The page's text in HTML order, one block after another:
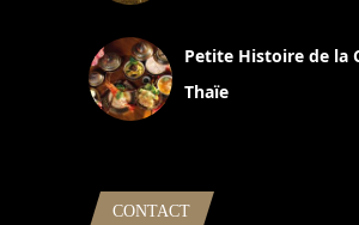
Petite Histoire de la
Thaïe
CONTACT